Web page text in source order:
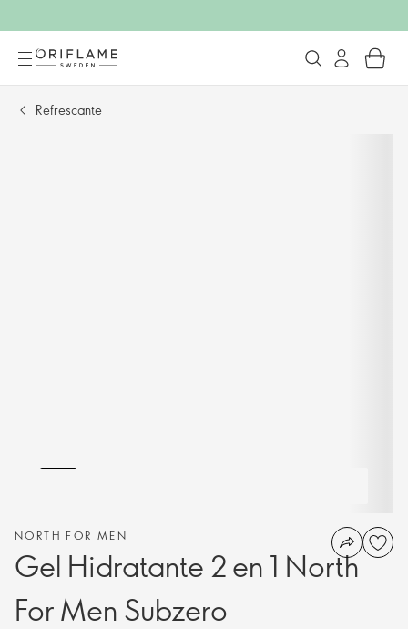
Refrescante
NORTH FOR MEN
Gel Hidratante 2 en 1 North
For Men Subzero